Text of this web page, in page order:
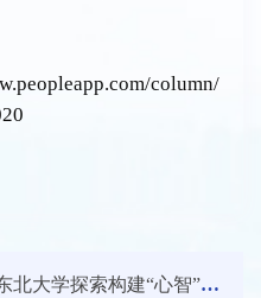
column/
学探索构建“心智”人才培养新模式